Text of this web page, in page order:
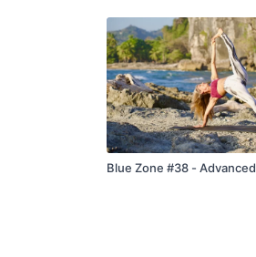
Blue Zone #38 - Advanced